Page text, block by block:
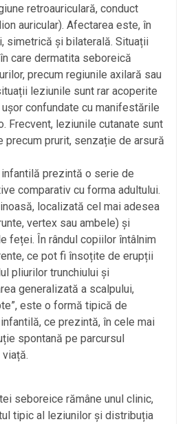
retroauriculară, conduct
auricular). Afectarea este, în
simetrică și bilaterală. Situații
care dermatita seboreică
precum regiunile axilară sau
leziunile sunt rar acoperite
confundate cu manifestările
Frecvent, leziunile cutanate sunt
prurit, senzație de arsură
prezintă o serie de
comparativ cu forma adultului.
localizată cel mai adesea
vertex sau ambele) și
feței. În rândul copiilor întâlnim
ce pot fi însoțite de erupții
pliurilor trunchiului și
generalizată a scalpului,
este o formă tipică de
ce prezintă, în cele mai
spontană pe parcursul
seboreice rămâne unul clinic,
tipic al leziunilor și distribuția